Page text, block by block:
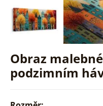
Obraz
podzimním